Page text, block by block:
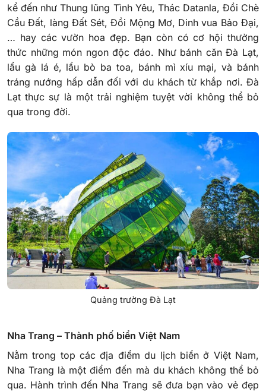
kể đến như Thung lũng Tình Yêu, Thác Datanla, Đồi Chè
Cầu Đất, làng Đất Sét, Đồi Mộng Mơ, Dinh vua Bảo Đại,
… hay các vườn hoa đẹp. Bạn còn có cơ hội thưởng
thức những món ngon độc đáo. Như bánh căn Đà Lạt,
lẩu gà lá é, lẩu bò ba toa, bánh mì xíu mại, và bánh
tráng nướng hấp dẫn đối với du khách từ khắp nơi. Đà
Lạt thực sự là một trải nghiệm tuyệt vời không thể bỏ
qua trong đời.
Quảng trường Đà Lạt
Nha Trang – Thành phố biển Việt Nam
Nằm trong top các địa điểm du lịch biển ở Việt Nam,
Nha Trang là một điểm đến mà du khách không thể bỏ
qua. Hành trình đến Nha Trang sẽ đưa bạn vào vẻ đẹp